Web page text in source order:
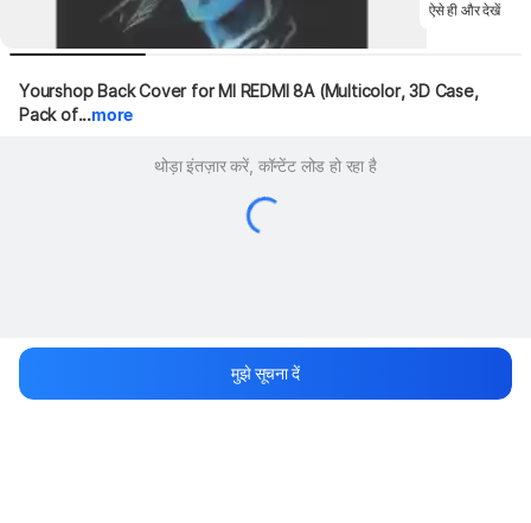
ऐसे ही और देखें
Yourshop Back Cover for MI REDMI 8A (Multicolor, 3D Case,
Pack of...more
थोड़ा इंतज़ार करें, कॉन्टेंट लोड हो रहा है
मुझे सूचना दें